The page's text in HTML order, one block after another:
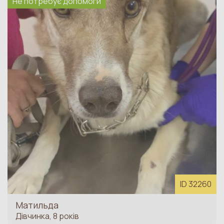
проходження лікування вона не має
повертатись у ті самі небезпечні умови
життя);
- на лікування тварини не має проводитись
жодних інших зборів (в тому числі і до того,
як фонд бере на себе фінансове
кураторство лікування).Фонд не закриває
борги в клініці за попередні лікування
інших тварин;
- бажано повідомити попередній діагноз та
приблизну суму лікування.
*Фонд забезпечує виключно фінансове
забезпечення лікування, вся
відповідальність за кураторство тварини
залишається за зоозахисною організацією.
ID 32260
Матильда
Дівчинка, 8 років